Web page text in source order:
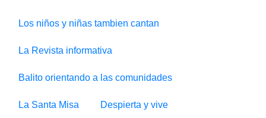
Los niños y niñas tambien cantan
La Revista informativa
Balito orientando a las comunidades
La Santa Misa Despierta y vive